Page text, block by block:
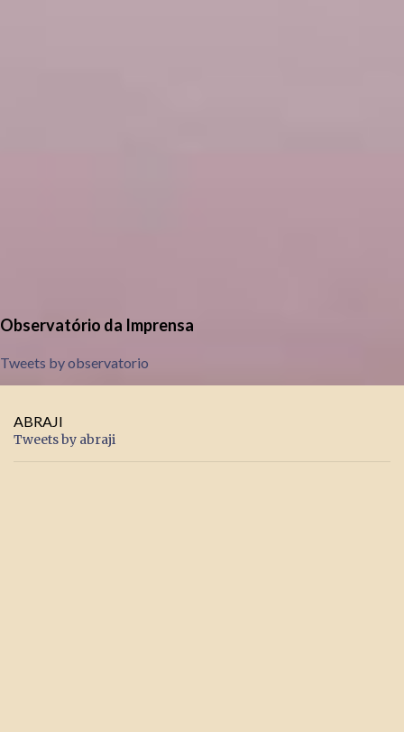
Observatório da Imprensa
Tweets by observatorio
ABRAJI
Tweets by abraji